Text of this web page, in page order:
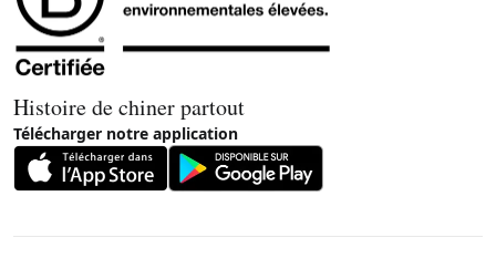
Histoire de chiner partout
Télécharger notre application